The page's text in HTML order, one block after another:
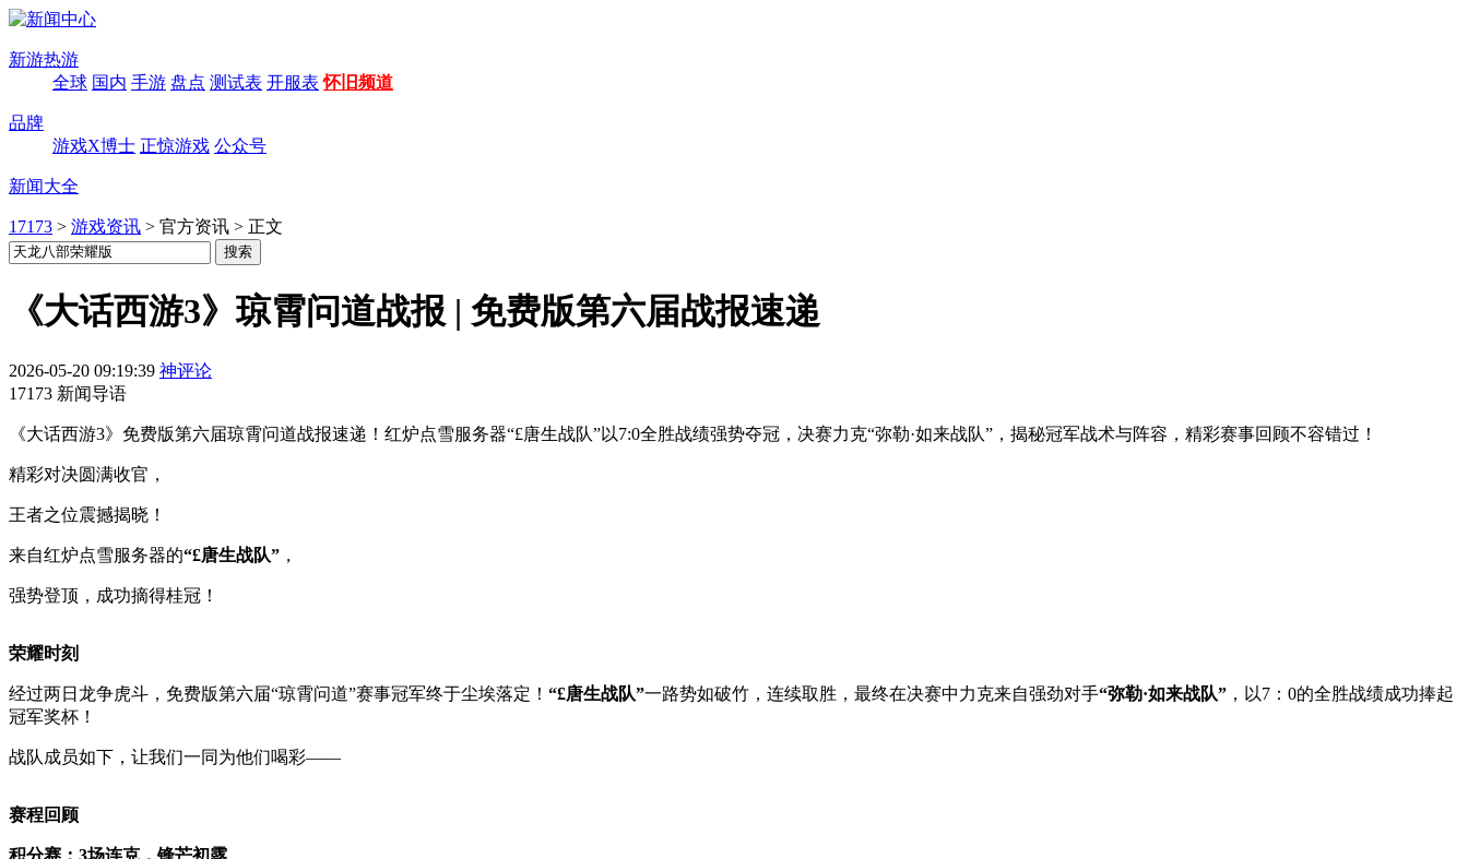
新游热游
全球 国内 手游 盘点 测试表 开服表 怀旧频道
品牌
游戏X博士 正惊游戏 公众号
新闻大全
17173 > 游戏资讯 > 官方资讯 > 正文
《大话西游3》琼霄问道战报 | 免费版第六届战报速递
2026-05-20 09:19:39 神评论
17173 新闻导语
《大话西游3》免费版第六届琼霄问道战报速递！红炉点雪服务器“£唐生战队”以7:0全胜战绩强势夺冠，决赛力克“弥勒·如来战队”，揭秘冠军战术与阵容，精彩赛事回顾不容错过！
精彩对决圆满收官，
王者之位震撼揭晓！
来自红炉点雪服务器的“£唐生战队” ，
强势登顶，成功摘得桂冠！
荣耀时刻
经过两日龙争虎斗，免费版第六届“琼霄问道”赛事冠军终于尘埃落定！ “£唐生战队”一路势如破竹，连续取胜，最终在决赛中力克来自强劲对手“弥勒·如来战队” ，以7：0的全胜战绩成功捧起
冠军奖杯！
战队成员如下，让我们一同为他们喝彩——
赛程回顾
积分赛：3场连克，锋芒初露